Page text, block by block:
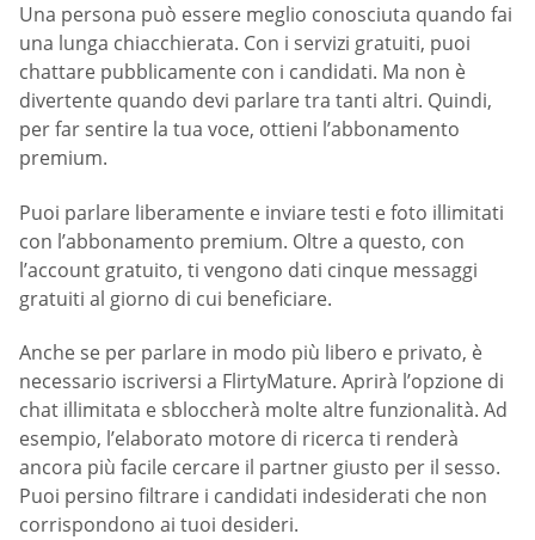
Una persona può essere meglio conosciuta quando fai
una lunga chiacchierata. Con i servizi gratuiti, puoi
chattare pubblicamente con i candidati. Ma non è
divertente quando devi parlare tra tanti altri. Quindi,
per far sentire la tua voce, ottieni l’abbonamento
premium.
Puoi parlare liberamente e inviare testi e foto illimitati
con l’abbonamento premium. Oltre a questo, con
l’account gratuito, ti vengono dati cinque messaggi
gratuiti al giorno di cui beneficiare.
Anche se per parlare in modo più libero e privato, è
necessario iscriversi a FlirtyMature. Aprirà l’opzione di
chat illimitata e sbloccherà molte altre funzionalità. Ad
esempio, l’elaborato motore di ricerca ti renderà
ancora più facile cercare il partner giusto per il sesso.
Puoi persino filtrare i candidati indesiderati che non
corrispondono ai tuoi desideri.